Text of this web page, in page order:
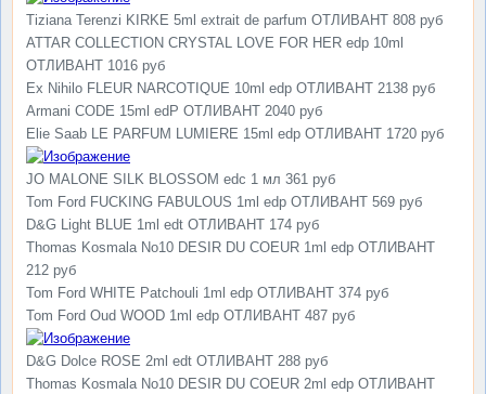
Tiziana Terenzi KIRKE 5ml extrait de parfum ОТЛИВАНТ 808 руб
ATTAR COLLECTION CRYSTAL LOVE FOR HER edp 10ml
ОТЛИВАНТ 1016 руб
Ex Nihilo FLEUR NARCOTIQUE 10ml edp ОТЛИВАНТ 2138 руб
Armani CODE 15ml edP ОТЛИВАНТ 2040 руб
Elie Saab LE PARFUM LUMIERE 15ml edp ОТЛИВАНТ 1720 руб
JO MALONE SILK BLOSSOM edc 1 мл 361 руб
Tom Ford FUCKING FABULOUS 1ml edp ОТЛИВАНТ 569 руб
D&G Light BLUE 1ml edt ОТЛИВАНТ 174 руб
Thomas Kosmala No10 DESIR DU COEUR 1ml edp ОТЛИВАНТ
212 руб
Tom Ford WHITE Patchouli 1ml edp ОТЛИВАНТ 374 руб
Tom Ford Oud WOOD 1ml edp ОТЛИВАНТ 487 руб
D&G Dolce ROSE 2ml edt ОТЛИВАНТ 288 руб
Thomas Kosmala No10 DESIR DU COEUR 2ml edp ОТЛИВАНТ